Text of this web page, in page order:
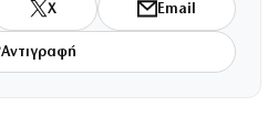
X Email
Αντιγραφή